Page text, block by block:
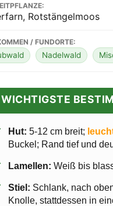
Rotstängelmoos
/ FUNDORTE:
Nadelwald
WICHTIGSTE
Hut: 5-12 cm breit;
Buckel; Rand tief und
Lamellen: Weiß bis
Stiel: Schlank, nach
Knolle, stattdessen in